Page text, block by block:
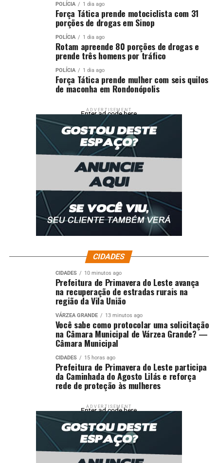
POLÍCIA 1 dia ago
Força Tática prende motociclista com 31
porções de drogas em Sinop
POLÍCIA 1 dia ago
Rotam apreende 80 porções de drogas e
prende três homens por tráfico
POLÍCIA 1 dia ago
Força Tática prende mulher com seis quilos
de maconha em Rondonópolis
ADVERTISEMENT
Enter ad code here
CIDADES
CIDADES 10 minutos ago
Prefeitura de Primavera do Leste avança
na recuperação de estradas rurais na
região da Vila União
VÁRZEA GRANDE 13 minutos ago
Você sabe como protocolar uma solicitação
na Câmara Municipal de Várzea Grande? —
Câmara Municipal
CIDADES 15 horas ago
Prefeitura de Primavera do Leste participa
da Caminhada do Agosto Lilás e reforça
rede de proteção às mulheres
ADVERTISEMENT
Enter ad code here